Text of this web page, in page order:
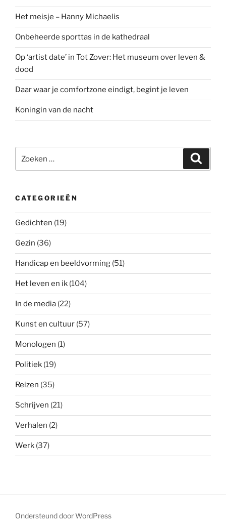
Het meisje – Hanny Michaelis
Onbeheerde sporttas in de kathedraal
Op ‘artist date’ in Tot Zover: Het museum over leven &
dood
Daar waar je comfortzone eindigt, begint je leven
Koningin van de nacht
naar:
CATEGORIEËN
Gedichten (19)
Gezin (36)
Handicap en beeldvorming (51)
Het leven en ik (104)
In de media (22)
Kunst en cultuur (57)
Monologen (1)
Politiek (19)
Reizen (35)
Schrijven (21)
Verhalen (2)
Werk (37)
Ondersteund door WordPress